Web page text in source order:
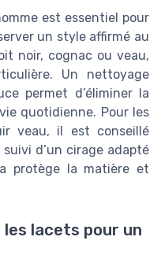
est essentiel pour
un style affirmé au
noir, cognac ou veau,
Un nettoyage
permet d’éliminer la
quotidienne. Pour les
veau, il est conseillé
d’un cirage adapté
protège la matière et
lacets pour un